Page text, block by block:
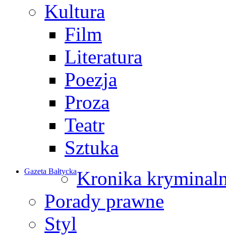
Kultura
Film
Literatura
Poezja
Proza
Teatr
Sztuka
Gazeta BałtyckaKronika
Porady prawne
Styl